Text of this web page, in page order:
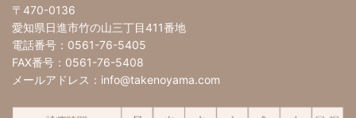
〒470-0136
愛知県日進市竹の山三丁目411番地
電話番号：0561-76-5405
FAX番号：0561-76-5408
メールアドレス：info@takenoyama.com